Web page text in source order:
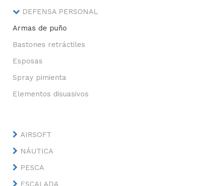
DEFENSA PERSONAL
Armas de puño
Bastones retráctiles
Esposas
Spray pimienta
Elementos disuasivos
AIRSOFT
NÁUTICA
PESCA
ESCALADA